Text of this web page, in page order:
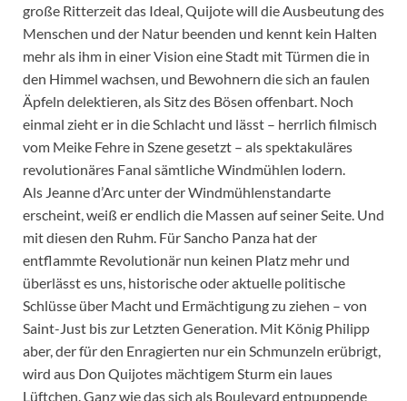
große Ritterzeit das Ideal, Quijote will die Ausbeutung des
Menschen und der Natur beenden und kennt kein Halten
mehr als ihm in einer Vision eine Stadt mit Türmen die in
den Himmel wachsen, und Bewohnern die sich an faulen
Äpfeln delektieren, als Sitz des Bösen offenbart. Noch
einmal zieht er in die Schlacht und lässt – herrlich filmisch
vom Meike Fehre in Szene gesetzt – als spektakuläres
revolutionäres Fanal sämtliche Windmühlen lodern.
Als Jeanne d’Arc unter der Windmühlenstandarte
erscheint, weiß er endlich die Massen auf seiner Seite. Und
mit diesen den Ruhm. Für Sancho Panza hat der
entflammte Revolutionär nun keinen Platz mehr und
überlässt es uns, historische oder aktuelle politische
Schlüsse über Macht und Ermächtigung zu ziehen – von
Saint-Just bis zur Letzten Generation. Mit König Philipp
aber, der für den Enragierten nur ein Schmunzeln erübrigt,
wird aus Don Quijotes mächtigem Sturm ein laues
Lüftchen. Ganz wie das sich als Boulevard entpuppende